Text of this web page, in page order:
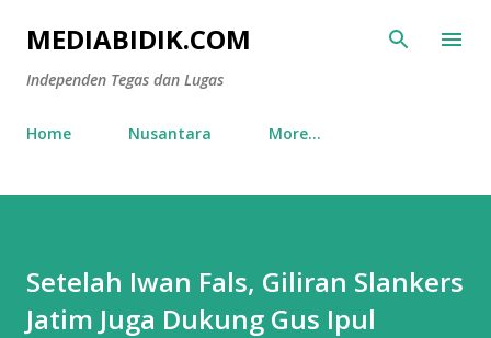
Skip to main content
MEDIABIDIK.COM
Independen Tegas dan Lugas
Home Nusantara More…
Setelah Iwan Fals, Giliran Slankers
Jatim Juga Dukung Gus Ipul